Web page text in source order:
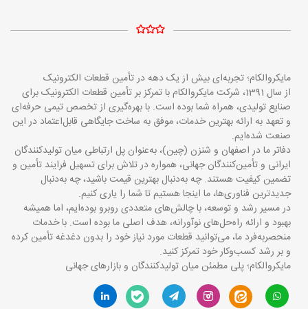
مایکروالکام؛ تجربه‌ای بیش از یک دهه در تأمین قطعات الکترونیک
از سال 1391، شرکت مایکروالکام با تمرکز بر تأمین قطعات الکترونیک برای
صنایع تولیدی، همراه شما بوده است. با بهره‌گیری از تخصص تیمی حرفه‌ای
و تعهد به ارائه بهترین خدمات، موفق به ساخت جایگاهی قابل‌اعتماد در این
صنعت شده‌ایم.
دفاتر ما در اصفهان و شنزن (چین)، به‌عنوان پل ارتباطی میان تولیدکنندگان
ایرانی و تأمین‌کنندگان جهانی، همواره در تلاش برای تسهیل فرایند تأمین و
تضمین کیفیت هستند. چه به‌دنبال بهترین قیمت باشید، چه به‌دنبال
جدیدترین فناوری‌ها، ما اینجا هستیم تا شما را یاری کنیم.
در مسیر رشد و توسعه، با چالش‌های متعددی روبرو بوده‌ایم، اما همیشه
بهبود و ارائه راه‌حل‌های نوآورانه، هدف اصلی ما بوده است. با خدمات
منحصربه‌فرد ما، می‌توانید قطعات مورد نیاز خود را بدون دغدغه تأمین کرده
و بر رشد کسب‌وکار خود تمرکز کنید.
مایکروالکام؛ پلی مطمئن میان تولیدکنندگان و بازارهای جهانی